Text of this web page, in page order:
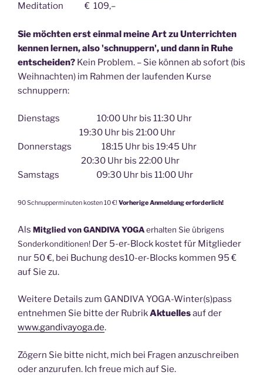
Meditation € 109,–
Sie möchten erst einmal meine Art zu Unterrichten
kennen lernen, also 'schnuppern', und dann in Ruhe
entscheiden? Kein Problem. – Sie können ab sofort (bis
Weihnachten) im Rahmen der laufenden Kurse
schnuppern:
Dienstags 10:00 Uhr bis 11:30 Uhr
19:30 Uhr bis 21:00 Uhr
Donnerstags 18:15 Uhr bis 19:45 Uhr
20:30 Uhr bis 22:00 Uhr
Samstags 09:30 Uhr bis 11:00 Uhr
90 Schnupperminuten kosten 10 €! Vorherige Anmeldung erforderlich!
Als Mitglied von GANDIVA YOGAerhalten Sie übrigens
Sonderkonditionen! Der 5-er-Block kostet für Mitglieder
nur 50 €, bei Buchung des10-er-Blocks kommen 95 €
auf Sie zu.
Weitere Details zum GANDIVA YOGA-Winter(s)pass
entnehmen Sie bitte der RubrikAktuellesauf der
www.gandivayoga.de.
Zögern Sie bitte nicht, mich bei Fragen anzuschreiben
oder anzurufen. Ich freue mich auf Sie.